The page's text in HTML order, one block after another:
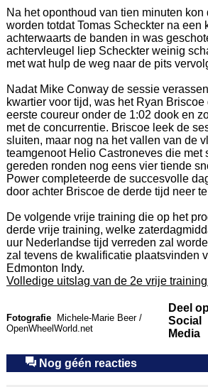
Na het oponthoud van tien minuten kon
worden totdat Tomas Scheckter na een
achterwaarts de banden in was
achtervleugel liep Scheckter weinig
met wat hulp de weg naar de pits
Nadat Mike Conway de sessie
kwartier voor tijd, was het Ryan
eerste coureur onder de 1:02 dook en
met de concurrentie. Briscoe leek de
sluiten, maar nog na het vallen van de
teamgenoot Helio Castroneves die met
gereden ronden nog eens vier tiende
Power completeerde de succesvolle
door achter Briscoe de derde tijd neer
De volgende vrije training die op het
derde vrije training, welke
uur Nederlandse tijd verreden zal
zal tevens de kwalificatie plaatsvinden
Edmonton Indy.
Volledige uitslag van de 2e vrije
Fotografie
Michele-Marie Beer /
OpenWheelWorld.net
Deel
Social
Media
Nog géén reacties